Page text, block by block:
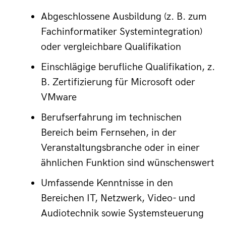
Abgeschlossene Ausbildung (z. B. zum
Fachinformatiker Systemintegration)
oder vergleichbare Qualifikation
Einschlägige berufliche Qualifikation, z.
B. Zertifizierung für Microsoft oder
VMware
Berufserfahrung im technischen
Bereich beim Fernsehen, in der
Veranstaltungsbranche oder in einer
ähnlichen Funktion sind wünschenswert
Umfassende Kenntnisse in den
Bereichen IT, Netzwerk, Video- und
Audiotechnik sowie Systemsteuerung